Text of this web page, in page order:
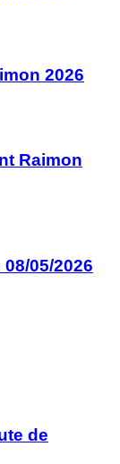
2026
Raimon
05/2026
de